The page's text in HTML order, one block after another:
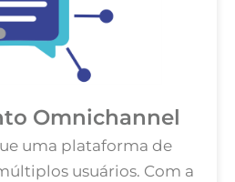
Omnichannel
uma plataforma de
usuários. Com a